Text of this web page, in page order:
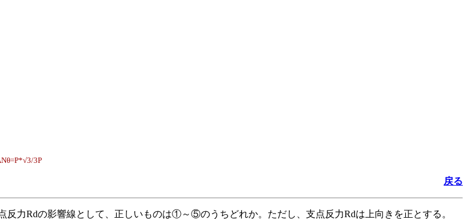
3P
戻る
力Rdの影響線として、正しいものは①～⑤のうちどれか。ただし、支点反力Rdは上向きを正とする。